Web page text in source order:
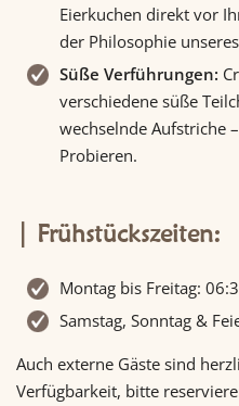
Eierkuchen direkt vor
der Philosophie
Süße Verführungen:
verschiedene süße
wechselnde Aufstriche
Probieren.
Frühstückszeiten:
Montag bis Freitag:
Samstag, Sonntag &
Auch externe Gäste sind
Verfügbarkeit, bitte